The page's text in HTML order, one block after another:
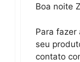
Boa noite
Para fazer
seu
contato